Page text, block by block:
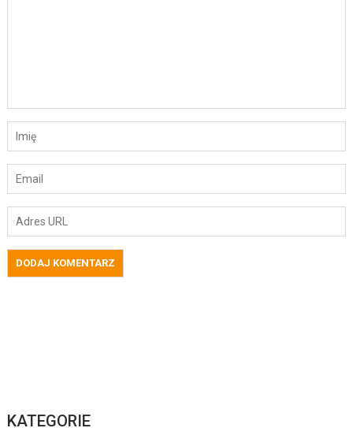
KATEGORIE